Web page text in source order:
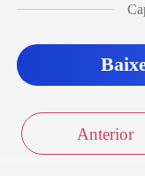
sozinha no
o sabe
Anterior